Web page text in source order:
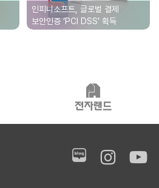
DSS’
획득
인피니소프트, 글로벌 결제
보안인증 ‘PCI DSS’ 획득